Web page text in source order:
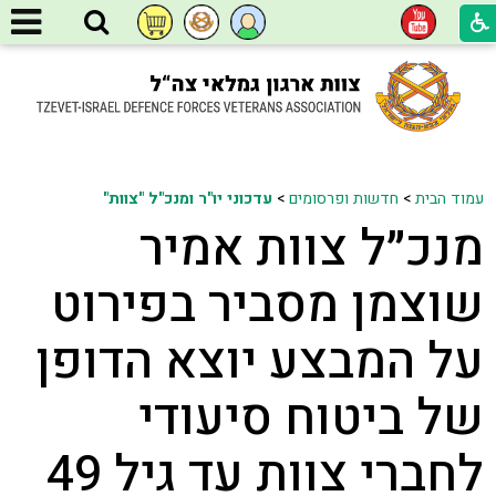
עמוד הבית> חדשות ופרסומים>עדכוני יו"ר ומנכ"ל "צוות"
מנכ״ל צוות אמיר
שוצמן מסביר בפירוט
על המבצע יוצא הדופן
של ביטוח סיעודי
לחברי צוות עד גיל 49